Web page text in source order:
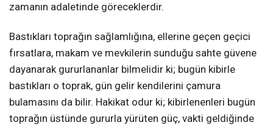
zamanın adaletinde göreceklerdir.
Bastıkları toprağın sağlamlığına, ellerine geçen geçici
fırsatlara, makam ve mevkilerin sunduğu sahte güvene
dayanarak gururlananlar bilmelidir ki; bugün kibirle
bastıkları o toprak, gün gelir kendilerini çamura
bulamasını da bilir. Hakikat odur ki; kibirlenenleri bugün
toprağın üstünde gururla yürüten güç, vakti geldiğinde